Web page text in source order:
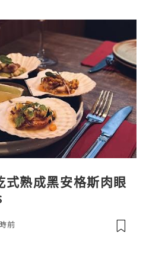
式熟成黑安格斯肉眼
前